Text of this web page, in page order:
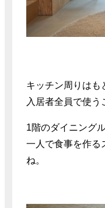
キッチン周りはも
入居者全員で使う
1階のダイニング
一人で食事を作る
ね。